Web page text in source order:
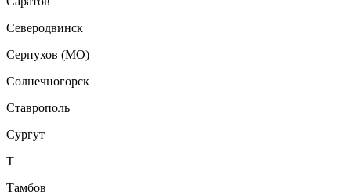
Северодвинск
Серпухов (МО)
Солнечногорск
Ставрополь
Сургут
Т
Тамбов